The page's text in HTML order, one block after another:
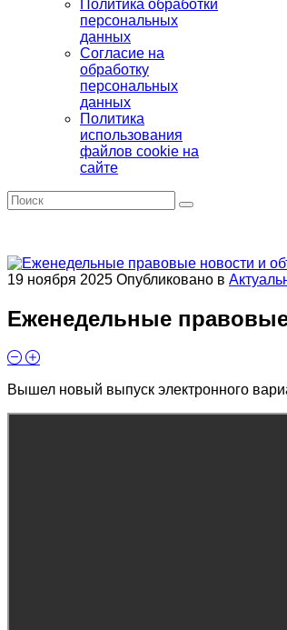
Политика обработки
персональных
данных
Согласие на
обработку
персональных
данных
Политика
использования
файлов cookie на
сайте
19 ноября 2025 Опубликовано в
Еженедельные
Вышел новый выпуск электронного